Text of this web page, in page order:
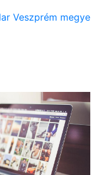
Veszprém megye